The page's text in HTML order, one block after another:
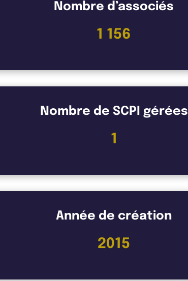
Nombre d’associés
1 156
Nombre de SCPI gérées
1
Année de création
2015